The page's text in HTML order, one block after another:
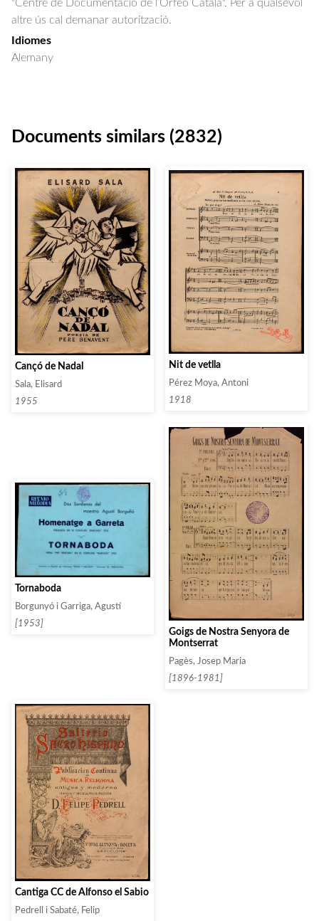
"Centre de Documentació de l’Orfeó Català". Per a qualsevol
altre ús cal demanar autorització.
Idiomes
Alemany
Documents similars (2832)
Cançó de Nadal
Sala, Elisard
1955
Nit de vetlla
Pérez Moya, Antoni
1918
Tornaboda
Borgunyó i Garriga, Agustí
[1953]
Goigs de Nostra Senyora de
Montserrat
Pagès, Josep Maria
[1896-1981]
Cantiga CC de Alfonso el Sabio
Pedrell i Sabaté, Felip